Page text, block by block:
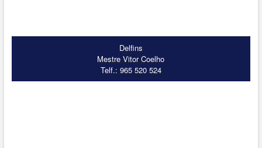
Delfins
Mestre Vitor Coelho
Telf.: 965 520 524